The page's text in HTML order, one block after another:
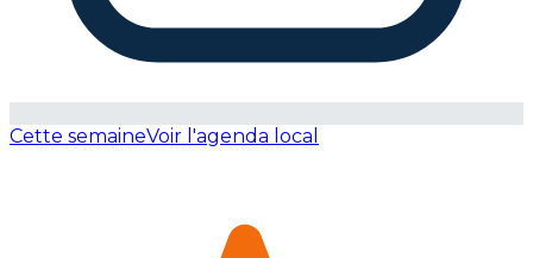
Cette semaineVoir l'agenda local